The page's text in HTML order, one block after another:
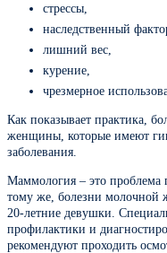
стрессы,
наследственный
лишний вес,
курение,
чрезмерное
Как показывает практика,
женщины, которые имеют
заболевания.
Маммология – это
тому же, болезни молочной
20-летние девушки.
профилактики и
рекомендуют проходить